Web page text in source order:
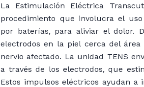
La Estimulación Eléctrica
procedimiento que involucra el
por baterías, para aliviar el dolor.
electrodos en la piel cerca del
nervio afectado. La unidad TENS
a través de los electrodos, que
Estos impulsos eléctricos ayudan